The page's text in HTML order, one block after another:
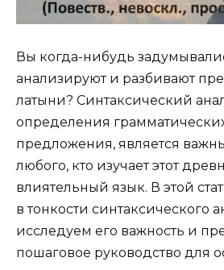
Вы когда-нибудь
анализируют и разбивают
латыни? Синтаксический
определения
предложения, является
любого, кто изучает этот
влиятельный язык. В этой
в тонкости синтаксического
исследуем его важность и
пошаговое руководство для